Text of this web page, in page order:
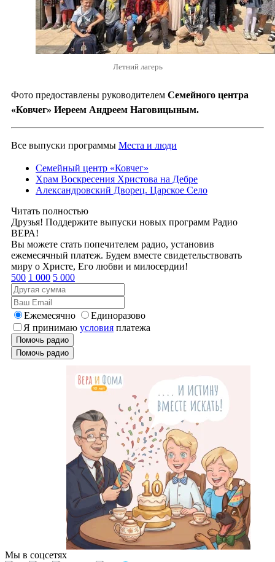
Летний лагерь
Фото предоставлены руководителем Семейного центра
«Ковчег» Иереем Андреем Наговицыным.
Все выпуски программы Места и люди
Семейный центр «Ковчег»
Храм Воскресения Христова на Дебре
Александровский Дворец. Царское Село
Читать полностью
Друзья! Поддержите выпуски новых программ Радио
ВЕРА!
Вы можете стать попечителем радио, установив
ежемесячный платеж. Будем вместе свидетельствовать
миру о Христе, Его любви и милосердии!
500 1 000 5 000
Ежемесячно
Единоразово
Я принимаю условия платежа
Помочь радио
Помочь радио
Мы в соцсетях